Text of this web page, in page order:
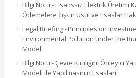
Bilgi Notu - Lisanssız Elektrik Üretimi
Ödemelere İlişkin Usul ve Esaslar
Legal Briefing - Principles on
Environmental Pollution under the
Model
Bilgi Notu - Çevre Kirliliğini Önleyici
Modeli ile Yapılmasının Esasları